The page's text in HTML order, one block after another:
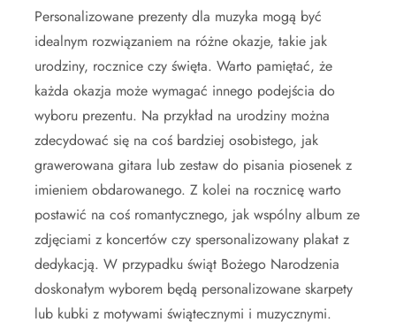
Personalizowane prezenty dla muzyka mogą być
idealnym rozwiązaniem na różne okazje, takie jak
urodziny, rocznice czy święta. Warto pamiętać, że
każda okazja może wymagać innego podejścia do
wyboru prezentu. Na przykład na urodziny można
zdecydować się na coś bardziej osobistego, jak
grawerowana gitara lub zestaw do pisania piosenek z
imieniem obdarowanego. Z kolei na rocznicę warto
postawić na coś romantycznego, jak wspólny album ze
zdjęciami z koncertów czy spersonalizowany plakat z
dedykacją. W przypadku świąt Bożego Narodzenia
doskonałym wyborem będą personalizowane skarpety
lub kubki z motywami świątecznymi i muzycznymi.